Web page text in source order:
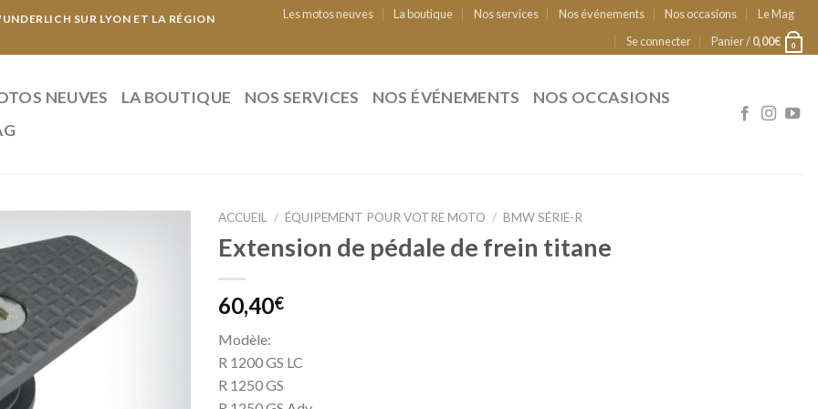
SUR LYON ET LA RÉGION
Les motos neuves La boutique Nos services Nos événements Nos occasions
Le Mag
Se connecter
Panier /0,00€ 0
NEUVES LA BOUTIQUE NOS SERVICES NOS ÉVÉNEMENTS
NOS OCCASIONS
ACCUEIL / ÉQUIPEMENT POUR VOTRE MOTO / BMW SÉRIE-R
Extension de pédale de frein titane
60,40€
Modèle:
R 1200 GS LC
R 1250 GS